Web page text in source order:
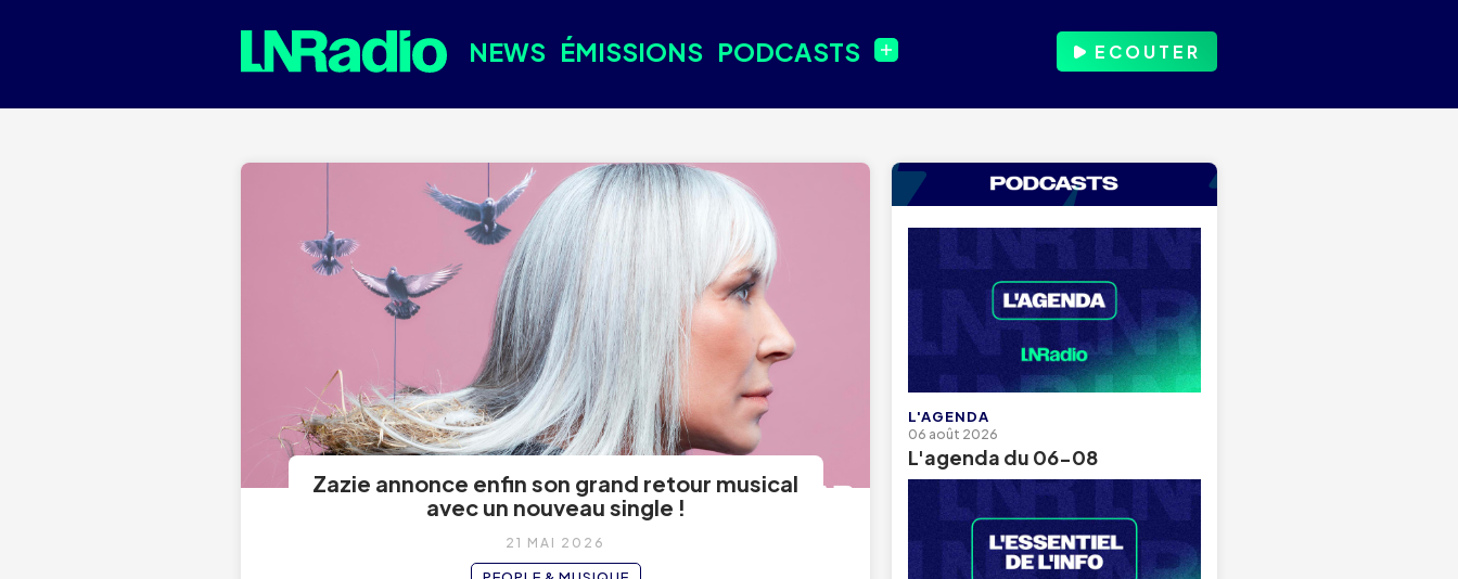
NEWS ÉMISSIONS PODCASTS ECOUTER
Zazie annonce enfin son grand retour musical
avec un nouveau single !
21 MAI 2026
L'AGENDA
06 août 2026
L'agenda du 06-08